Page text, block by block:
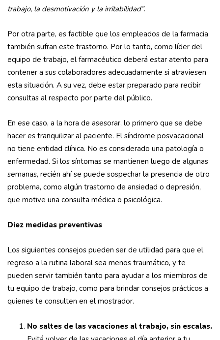
trabajo, la desmotivación y la irritabilidad”.
Por otra parte, es factible que los empleados de la farmacia
también sufran este trastorno. Por lo tanto, como líder del
equipo de trabajo, el farmacéutico deberá estar atento para
contener a sus colaboradores adecuadamente si atraviesen
esta situación. A su vez, debe estar preparado para recibir
consultas al respecto por parte del público.
En ese caso, a la hora de asesorar, lo primero que se debe
hacer es tranquilizar al paciente. El síndrome posvacacional
no tiene entidad clínica. No es considerado una patología o
enfermedad. Si los síntomas se mantienen luego de algunas
semanas, recién ahí se puede sospechar la presencia de otro
problema, como algún trastorno de ansiedad o depresión,
que motive una consulta médica o psicológica.
Diez medidas preventivas
Los siguientes consejos pueden ser de utilidad para que el
regreso a la rutina laboral sea menos traumático, y te
pueden servir también tanto para ayudar a los miembros de
tu equipo de trabajo, como para brindar consejos prácticos a
quienes te consulten en el mostrador.
No saltes de las vacaciones al trabajo, sin escalas.